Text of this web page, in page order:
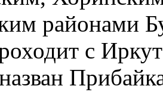
районами
с